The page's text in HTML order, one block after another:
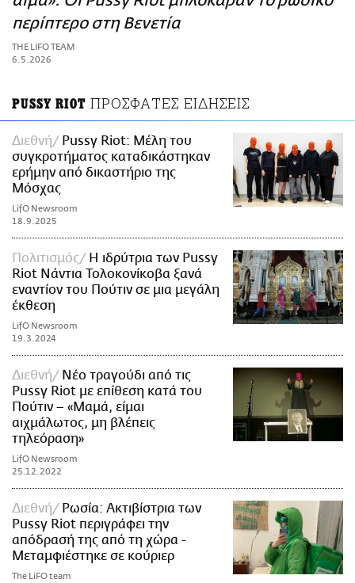
ΑΜΠΑ
PRINT
περίπτερο στη Βενετία
THE LIFO TEAM
6.5.2026
PUSSY RIOT ΠΡΟΣΦΑΤΕΣ ΕΙΔΗΣΕΙΣ
Διεθνή
Pussy Riot: Μέλη του
συγκροτήματος καταδικάστηκαν
ερήμην από δικαστήριο της
Μόσχας
LifO Newsroom
18.9.2025
Πολιτισμός
Η ιδρύτρια των Pussy
Riot Νάντια Τολοκονίκοβα ξανά
εναντίον του Πούτιν σε μια μεγάλη
έκθεση
LifO Newsroom
19.3.2024
Διεθνή
Νέο τραγούδι από τις
Pussy Riot με επίθεση κατά του
Πούτιν – «Μαμά, είμαι
αιχμάλωτος, μη βλέπεις
τηλεόραση»
LifO Newsroom
25.12.2022
Διεθνή
Ρωσία: Ακτιβίστρια των
Pussy Riot περιγράφει την
απόδρασή της από τη χώρα -
Μεταμφιέστηκε σε κούριερ
The LiFO team